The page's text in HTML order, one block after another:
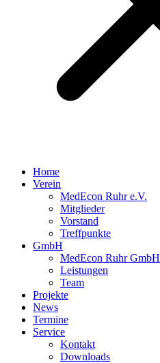
Home
Verein
MedEcon Ruhr e.V.
Mitglieder
Vorstand
Treffpunkte
GmbH
MedEcon Ruhr GmbH
Leistungen
Team
Projekte
News
Termine
Service
Kontakt
Downloads